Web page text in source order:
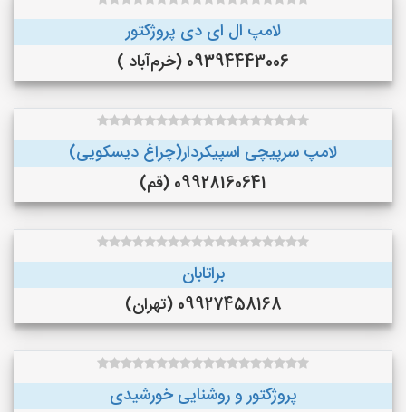
لامپ ال ای دی پروژکتور
09394443006 (خرم‌آباد )
لامپ سرپیچی اسپیکردار(چراغ دیسکویی)
09928160641 (قم)
براتابان
09927458168 (تهران)
پروژکتور و روشنایی خورشیدی